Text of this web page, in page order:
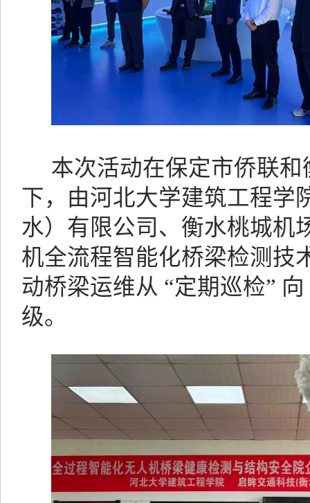
本次活动在保定市侨联
下， 由河北大学建筑工程学
水）有限公司、衡水桃城机
机全流程智能化桥梁检测技
动桥梁运维从 “定期巡检”
级。